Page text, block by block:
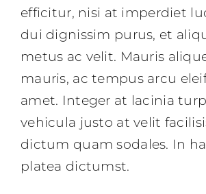
efficitur, nisi at imperdiet
dui dignissim purus, et
metus ac velit. Mauris
mauris, ac tempus arcu
amet. Integer at lacinia
vehicula justo at velit
dictum quam sodales. In
platea dictumst.